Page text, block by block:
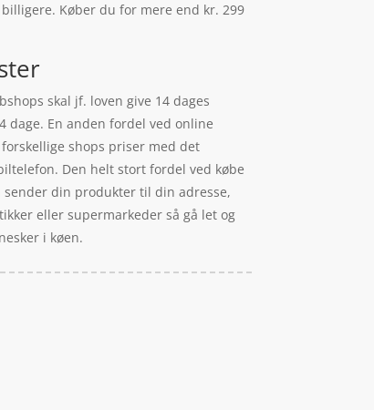
Køber du for mere end kr. 299
skal jf. loven give 14 dages
En anden fordel ved online
shops priser med det
Den helt stort fordel ved købe
din produkter til din adresse,
eller supermarkeder så gå let og
i køen.